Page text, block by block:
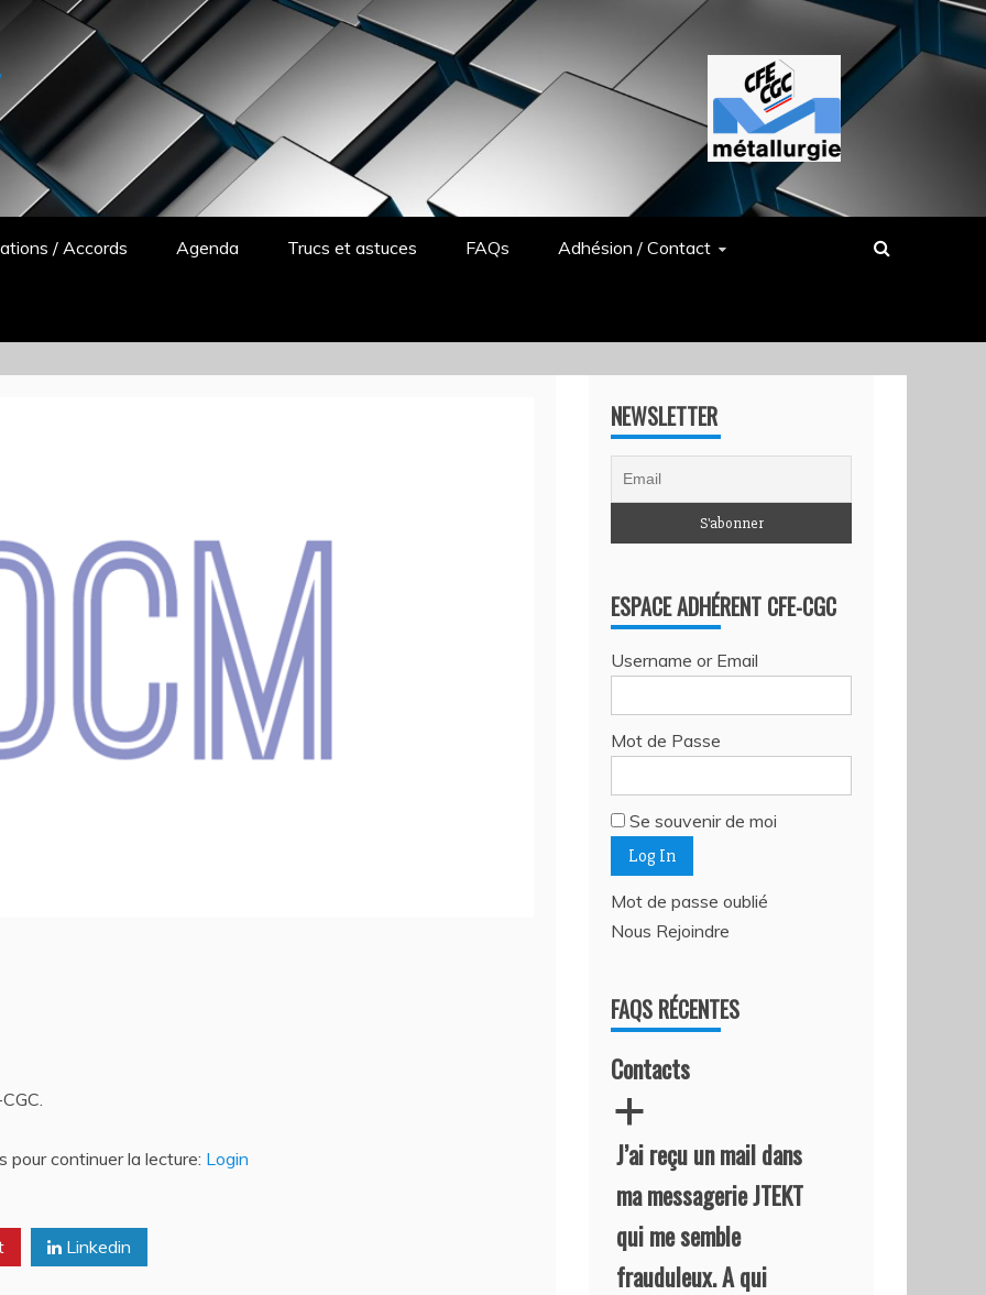
/ Accords Agenda Trucs et astuces FAQs Adhésion / Contact
continuer la lecture: Login
Linkedin
NEWSLETTER
ESPACE ADHÉRENT CFE-CGC
Username or Email
Mot de Passe
Se souvenir de moi
Mot de passe oublié
Nous Rejoindre
FAQS RÉCENTES
Contacts
a
J’ai reçu un mail dans
ma messagerie JTEKT
qui me semble
frauduleux. A qui